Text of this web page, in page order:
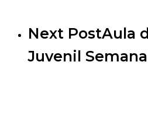
Next PostAula
Juvenil